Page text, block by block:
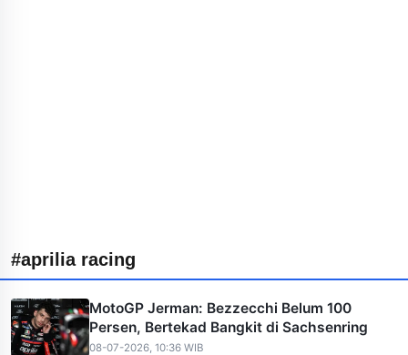
#aprilia racing
MotoGP Jerman: Bezzecchi Belum 100
Persen, Bertekad Bangkit di Sachsenring
08-07-2026, 10:36 WIB